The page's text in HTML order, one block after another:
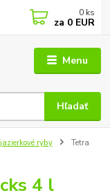
Menu
Hľadať
0 ks
za 0 EUR
ryby
Tetra
4 l